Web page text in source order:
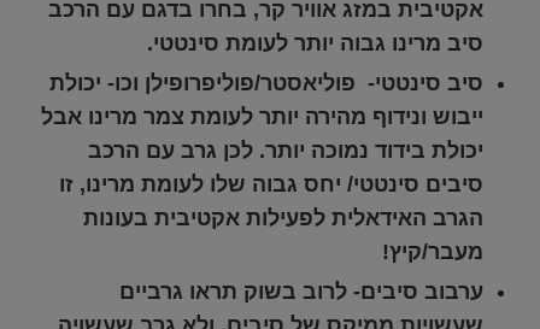
אקטיבית במזג אוויר קר, בחרו בדגם עם הרכב
סיב מרינו גבוה יותר לעומת סינטטי.
סיב סינטטי- פוליאסטר/פוליפרופילן וכו- יכולת
ייבוש ונידוף מהירה יותר לעומת צמר מרינו אבל
יכולת בידוד נמוכה יותר. לכן גרב עם הרכב
סיבים סינטטי/ יחס גבוה שלו לעומת מרינו, זו
הגרב האידאלית לפעילות אקטיבית בעונות
מעבר/קיץ!
ערבוב סיבים- לרוב בשוק תראו גרביים